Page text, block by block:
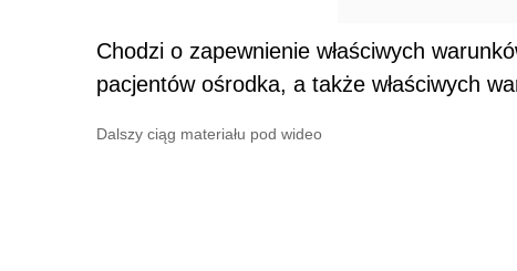
Chodzi o zapewnienie właściwych
pacjentów ośrodka, a także właściwych
Dalszy ciąg materiału pod wideo